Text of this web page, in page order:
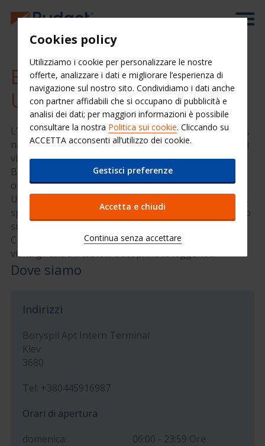
Budget Autonoleggio in
Ucraina
L’Ucraina – splendido paese, con una profonda storia,
natura meravigliosa, cultura ricca di tradizioni. Se vuoi
vivere una straordinaria emozione, noleggia un’auto
Budget in Ucraina e vivi le meraviglie della natura
offerte da questa terra! Con Budget Autonoleggio in
Ucraina potrai visitare le grandi Cattedrali e le Chiese,
sparse per l’intero territorio ucraino, rilassati sdraiato
sulla spiaggia del Mar Nero, scala le montagne del
Crimeo, assapora la cultura Ucraina a Zakarpatye ,
visita gli antichi castelli e scoprine le leggende.
Dove siamo
Indirizzi
Boryspil Apt Intern Terminal
Kiev
3680
Tel: +380445916987
Orari di apertura
domenica:
06:00 - 23:59 Ore
Cookies policy
Utilizziamo i cookie per personalizzare le nostre
offerte, analizzare i dati e migliorare l’esperienza di
navigazione sul nostro sito. Condividiamo i dati anche
con partner affidabili che si occupano di pubblicità e
analisi dei dati; per maggiori informazioni è possibile
consultare la nostra Politica sui cookie. Cliccando su
ACCETTA acconsenti all’utilizzo dei cookie.
Gestisci preferenze
Accetta e chiudi
Continua senza accettare